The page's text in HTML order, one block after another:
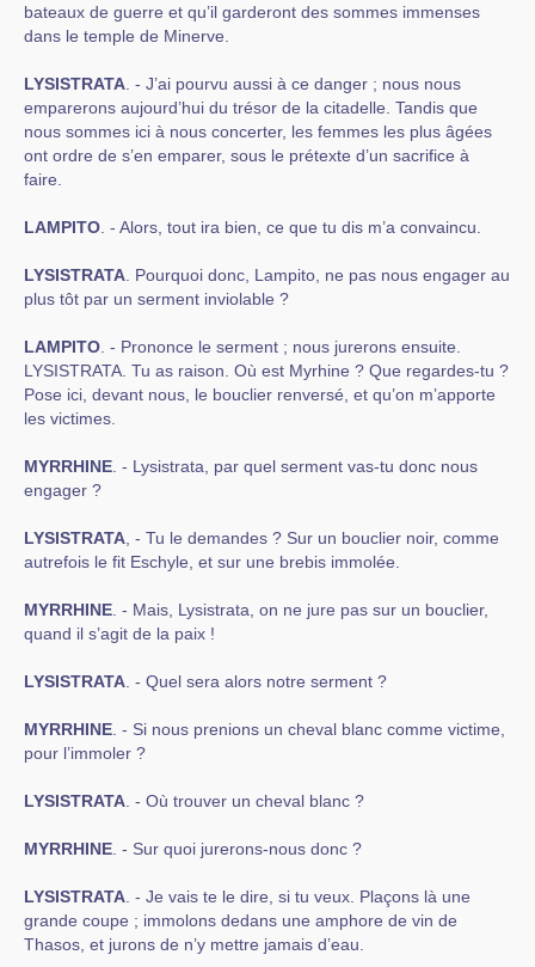
bateaux de guerre et qu’il garderont des sommes immenses
dans le temple de Minerve.
LYSISTRATA . - J’ai pourvu aussi à ce danger ; nous nous
emparerons aujourd’hui du trésor de la citadelle. Tandis que
nous sommes ici à nous concerter, les femmes les plus âgées
ont ordre de s’en emparer, sous le prétexte d’un sacrifice à
faire.
LAMPITO . - Alors, tout ira bien, ce que tu dis m’a convaincu.
LYSISTRATA . Pourquoi donc, Lampito, ne pas nous engager au
plus tôt par un serment inviolable ?
LAMPITO . - Prononce le serment ; nous jurerons ensuite.
LYSISTRATA. Tu as raison. Où est Myrhine ? Que regardes-tu ?
Pose ici, devant nous, le bouclier renversé, et qu’on m’apporte
les victimes.
MYRRHINE . - Lysistrata, par quel serment vas-tu donc nous
engager ?
LYSISTRATA , - Tu le demandes ? Sur un bouclier noir, comme
autrefois le fit Eschyle, et sur une brebis immolée.
MYRRHINE . - Mais, Lysistrata, on ne jure pas sur un bouclier,
quand il s’agit de la paix !
LYSISTRATA . - Quel sera alors notre serment ?
MYRRHINE . - Si nous prenions un cheval blanc comme victime,
pour l’immoler ?
LYSISTRATA . - Où trouver un cheval blanc ?
MYRRHINE . - Sur quoi jurerons-nous donc ?
LYSISTRATA . - Je vais te le dire, si tu veux. Plaçons là une
grande coupe ; immolons dedans une amphore de vin de
Thasos, et jurons de n’y mettre jamais d’eau.